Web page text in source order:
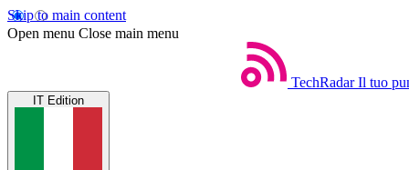
Skip to main content
Open menu Close main menu
TechRadar Il tuo
IT Edition